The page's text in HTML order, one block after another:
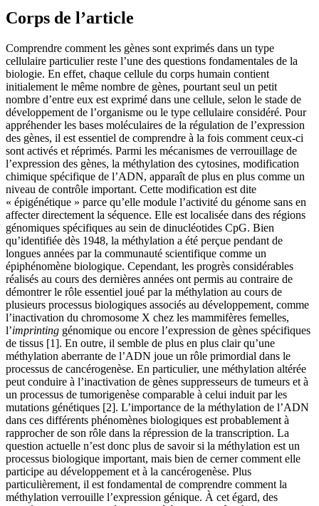
Corps de l’article
Comprendre comment les gènes sont exprimés dans un type
cellulaire particulier reste l’une des questions fondamentales de la
biologie. En effet, chaque cellule du corps humain contient
initialement le même nombre de gènes, pourtant seul un petit
nombre d’entre eux est exprimé dans une cellule, selon le stade de
développement de l’organisme ou le type cellulaire considéré. Pour
appréhender les bases moléculaires de la régulation de l’expression
des gènes, il est essentiel de comprendre à la fois comment ceux-ci
sont activés et réprimés. Parmi les mécanismes de verrouillage de
l’expression des gènes, la méthylation des cytosines, modification
chimique spécifique de l’ADN, apparaît de plus en plus comme un
niveau de contrôle important. Cette modification est dite
« épigénétique » parce qu’elle module l’activité du génome sans en
affecter directement la séquence. Elle est localisée dans des régions
génomiques spécifiques au sein de dinucléotides CpG. Bien
qu’identifiée dès 1948, la méthylation a été perçue pendant de
longues années par la communauté scientifique comme un
épiphénomène biologique. Cependant, les progrès considérables
réalisés au cours des dernières années ont permis au contraire de
démontrer le rôle essentiel joué par la méthylation au cours de
plusieurs processus biologiques associés au développement, comme
l’inactivation du chromosome X chez les mammifères femelles,
l’imprinting génomique ou encore l’expression de gènes spécifiques
de tissus [1]. En outre, il semble de plus en plus clair qu’une
méthylation aberrante de l’ADN joue un rôle primordial dans le
processus de cancérogenèse. En particulier, une méthylation altérée
peut conduire à l’inactivation de gènes suppresseurs de tumeurs et à
un processus de tumorigenèse comparable à celui induit par les
mutations génétiques [2]. L’importance de la méthylation de l’ADN
dans ces différents phénomènes biologiques est probablement à
rapprocher de son rôle dans la répression de la transcription. La
question actuelle n’est donc plus de savoir si la méthylation est un
processus biologique important, mais bien de cerner comment elle
participe au développement et à la cancérogenèse. Plus
particulièrement, il est fondamental de comprendre comment la
méthylation verrouille l’expression génique. À cet égard, des